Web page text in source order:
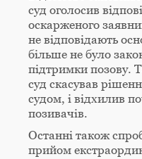
суд оголосив
оскарженого
не відповідають
більше не було
підтримки позову.
суд скасував
судом, і відхилив
позивачів.
Останні також
прийом